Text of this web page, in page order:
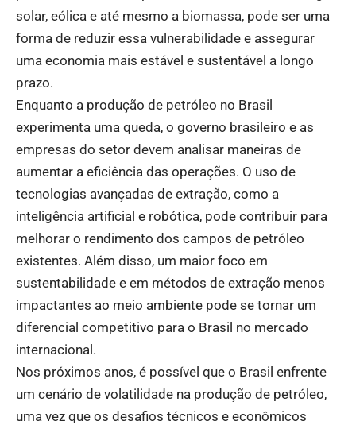
solar, eólica e até mesmo a biomassa, pode ser uma
forma de reduzir essa vulnerabilidade e assegurar
uma economia mais estável e sustentável a longo
prazo.
Enquanto a produção de petróleo no Brasil
experimenta uma queda, o governo brasileiro e as
empresas do setor devem analisar maneiras de
aumentar a eficiência das operações. O uso de
tecnologias avançadas de extração, como a
inteligência artificial e robótica, pode contribuir para
melhorar o rendimento dos campos de petróleo
existentes. Além disso, um maior foco em
sustentabilidade e em métodos de extração menos
impactantes ao meio ambiente pode se tornar um
diferencial competitivo para o Brasil no mercado
internacional.
Nos próximos anos, é possível que o Brasil enfrente
um cenário de volatilidade na produção de petróleo,
uma vez que os desafios técnicos e econômicos